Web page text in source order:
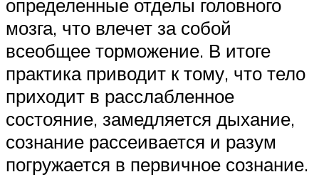
определенные отделы головного
мозга, что влечет за собой
всеобщее торможение. В итоге
практика приводит к тому, что тело
приходит в расслабленное
состояние, замедляется дыхание,
сознание рассеивается и разум
погружается в первичное сознание.